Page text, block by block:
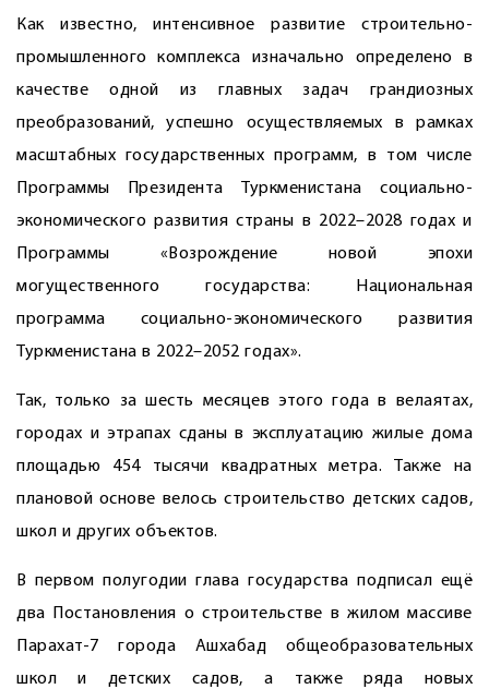
Как известно, интенсивное развитие строительно-
промышленного комплекса изначально определено в
качестве одной из главных задач грандиозных
преобразований, успешно осуществляемых в рамках
масштабных государственных программ, в том числе
Программы Президента Туркменистана социально-
экономического развития страны в 2022–2028 годах и
Программы «Возрождение новой эпохи
могущественного государства: Национальная
программа социально-экономического развития
Туркменистана в 2022–2052 годах».
Так, только за шесть месяцев этого года в велаятах,
городах и этрапах сданы в эксплуатацию жилые дома
площадью 454 тысячи квадратных метра. Также на
плановой основе велось строительство детских садов,
школ и других объектов.
В первом полугодии глава государства подписал ещё
два Постановления о строительстве в жилом массиве
Парахат-7 города Ашхабад общеобразовательных
школ и детских садов, а также ряда новых